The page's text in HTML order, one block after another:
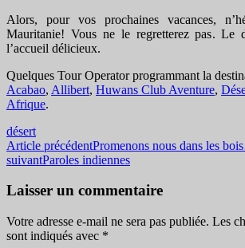
Alors, pour vos prochaines vacances,
Mauritanie! Vous ne le regretterez pas. Le
l’accueil délicieux.
Quelques Tour Operator programmant la
Acabao, Allibert, Huwans Club Aventure,
Afrique.
désert
Navigation
des
articles
Article précédentPromenons nous dans les
suivantParoles indiennes
Laisser un commentaire
Votre adresse e-mail ne sera pas publiée. Les
sont indiqués avec *